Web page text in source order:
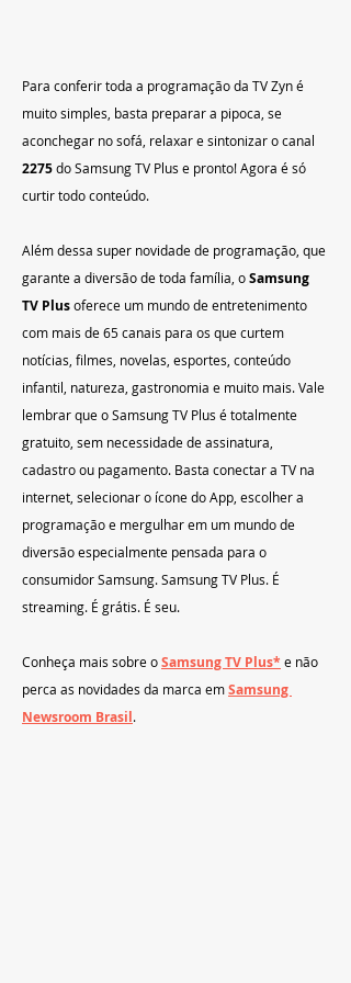
Para conferir toda a programação da TV Zyn é
muito simples, basta preparar a pipoca, se
aconchegar no sofá, relaxar e sintonizar o canal
2275 do Samsung TV Plus e pronto! Agora é só
curtir todo conteúdo.
Além dessa super novidade de programação, que
garante a diversão de toda família, o Samsung
TV Plus oferece um mundo de entretenimento
com mais de 65 canais para os que curtem
notícias, filmes, novelas, esportes, conteúdo
infantil, natureza, gastronomia e muito mais. Vale
lembrar que o Samsung TV Plus é totalmente
gratuito, sem necessidade de assinatura,
cadastro ou pagamento. Basta conectar a TV na
internet, selecionar o ícone do App, escolher a
programação e mergulhar em um mundo de
diversão especialmente pensada para o
consumidor Samsung. Samsung TV Plus. É
streaming. É grátis. É seu.
Conheça mais sobre o Samsung TV Plus* e não
perca as novidades da marca em Samsung
Newsroom Brasil.